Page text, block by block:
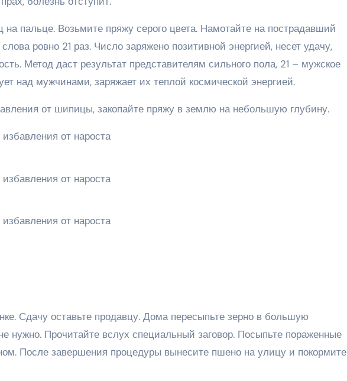
пальце. Возьмите пряжу серого цвета. Намотайте на пострадавший
ровно 21 раз. Число заряжено позитивной энергией, несет удачу,
Метод даст результат представителям сильного пола, 21 – мужское
над мужчинами, заряжает их теплой космической энергией.
от шипицы, закопайте пряжу в землю на небольшую глубину.
Сдачу оставьте продавцу. Дома пересыпьте зерно в большую
нужно. Прочитайте вслух специальный заговор. Посыпьте пораженные
После завершения процедуры вынесите пшено на улицу и покормите